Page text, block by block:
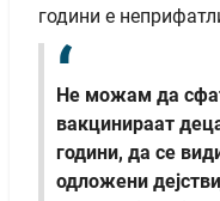
години е
Не можам да
вакцинираат
години, да се
одложени